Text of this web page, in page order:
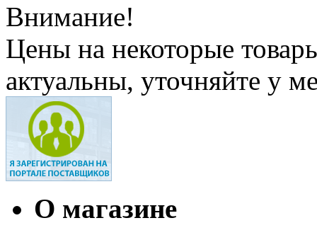
Внимание!
Цены на некоторые
актуальны, уточняйте у
О магазине